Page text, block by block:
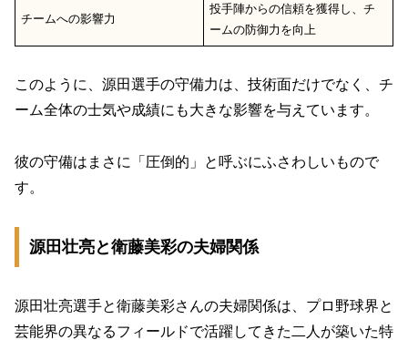
チームへの影響力
投手陣からの信頼を獲得し、チ
ームの防御力を向上
このように、源田選手の守備力は、技術面だけでなく、チ
ーム全体の士気や成績にも大きな影響を与えています。
彼の守備はまさに「圧倒的」と呼ぶにふさわしいもので
す。
源田壮亮と衛藤美彩の夫婦関係
源田壮亮選手と衛藤美彩さんの夫婦関係は、プロ野球界と
芸能界の異なるフィールドで活躍してきた二人が築いた特